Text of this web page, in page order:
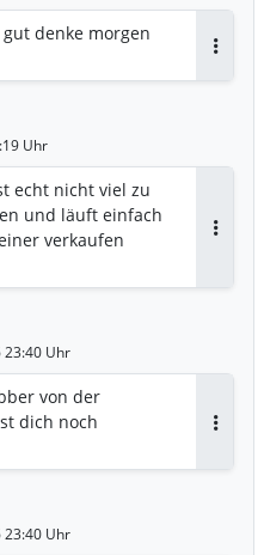
denke morgen
Uhr
echt nicht viel zu
und läuft einfach
verkaufen
23:40 Uhr
von der
dich noch
23:40 Uhr